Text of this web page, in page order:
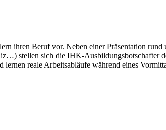
ihren Beruf vor. Neben einer Präsentation
stellen sich die IHK-Ausbildungsbotschafter
reale Arbeitsabläufe während eines